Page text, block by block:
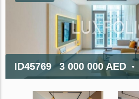
ID45769 3 000 000 AED